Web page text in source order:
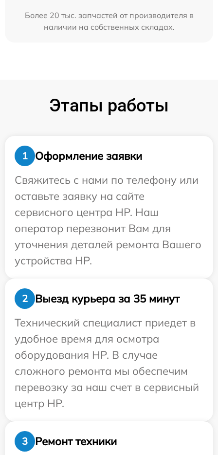
Более 20 тыс. запчастей от производителя в
наличии на собственных складах.
Этапы работы
1
Оформление заявки
Свяжитесь с нами по телефону или
оставьте заявку на сайте
сервисного центра HP. Наш
оператор перезвонит Вам для
уточнения деталей ремонта Вашего
устройства HP.
2
Выезд курьера за 35 минут
Технический специалист приедет в
удобное время для осмотра
оборудования HP. В случае
сложного ремонта мы обеспечим
перевозку за наш счет в сервисный
центр HP.
3 Ремонт техники